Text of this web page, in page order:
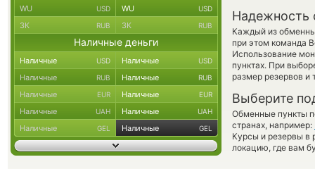
Надежность
Каждый из
при этом команда
Использование
пунктах. При
размер резервов и
Выберите
Обменные пункты
странах, например:
Курсы и резервы в
локацию, где вам
WU USD WU USD
ЗК RUB ЗК RUB
Наличные деньги
Наличные USD Наличные USD
Наличные RUB Наличные RUB
Наличные EUR Наличные EUR
Наличные UAH Наличные UAH
Наличные GEL Наличные GEL